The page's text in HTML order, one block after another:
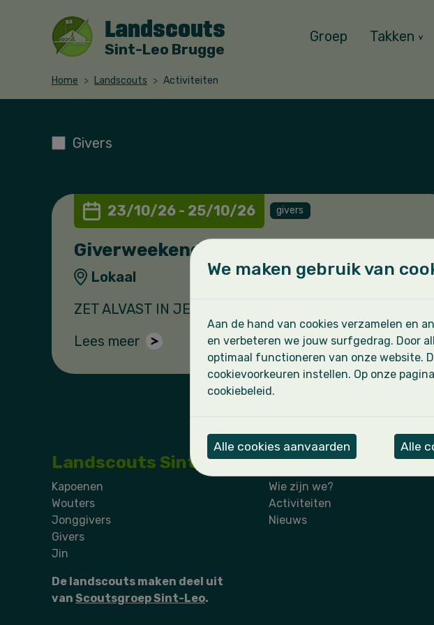
Landscouts
Sint-Leo Brugge
Groep Takken
Home Landscouts Activiteiten
Givers
23/10/26 - 25/10/26 givers
Giverweekend oktober
Lokaal
ZET ALVAST IN JE AGENDA!!!
Lees meer
Landscouts Sint-Leo
Kapoenen
Wouters
Jonggivers
Givers
Jin
De landscouts maken deel uit
van Scoutsgroep Sint-Leo.
Wie zijn we?
Activiteiten
Nieuws
We maken gebruik van
Aan de hand van cookies verzamelen en
en verbeteren we jouw surfgedrag. Door
optimaal functioneren van onze website.
cookievoorkeuren instellen. Op onze
cookiebeleid.
Alle cookies aanvaarden Alle